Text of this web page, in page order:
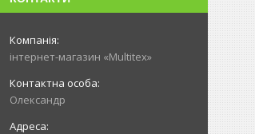
інтернет-магазин «Multitex»
Олександр